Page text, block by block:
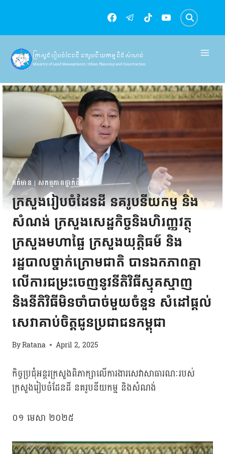
content
ក្រសួងរៀបចំដែនដី នគរូបនីយកម្ម និងសំណង់
Ministry of Land Management, Urban Planning and Construction
ពត៌មាន|សកម្មភាពថ្នាក់ដឹកនាំ
ក្រសួងរៀបចំដែនដី នគរូបនីយកម្ម និង
សំណង់ ក្រសួងសេដ្ឋកិច្ចនិងហិរញ្ញវត្ថុ
ក្រសួងមហាផ្ទៃ ក្រសួងយុតិ្តធម៌ និង
រដ្ឋបាលថ្នាក់ក្រោមជាតិ បានឯកភាពគ្នា
លើការជម្រះចេញនូវនីតិវិធីស្មុគស្មាញ
និងនីតិវិធីមិនចាំបាច់មួយចំនួន សំដៅផ្តល់
សេវាគាប់ចិត្តជូនប្រជាជនកម្ពុជា
ByRatana April 2, 2025
កិច្ចប្រជុំអន្តរក្រសួងពិភាក្សាលើការងារសេវាសាធារណៈរបស់
ក្រសួងរៀបចំដែនដី នគរូបនីយកម្ម និងសំណង់
០១ មេសា ២០២៥